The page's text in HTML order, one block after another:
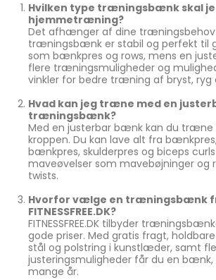
Hvilken type træningsbænk skal
hjemmetræning?
Det afhænger af dine træningsbehov
træningsbænk er stabil og perfekt til
som bænkpres og rows, mens en
flere træningsmuligheder og
vinkler for bedre træning af bryst,
Hvad kan jeg træne med en
træningsbænk?
Med en justerbar bænk kan du
kroppen. Du kan lave alt fra
bænkpres, skulderpres og biceps
maveøvelser som mavebøjninger og
twists.
Hvorfor vælge en træningsbænk
FITNESSFREE.DK?
FITNESSFREE.DK tilbyder
gode priser. Med gratis fragt,
stål og polstring i kunstlæder, samt
justeringsmuligheder får du en bænk,
mange år.